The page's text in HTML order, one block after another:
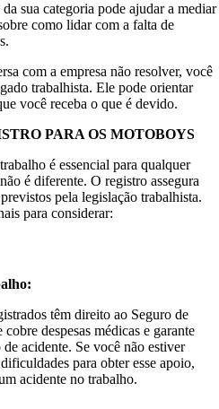
sua categoria pode ajudar a mediar
como lidar com a falta de
com a empresa não resolver, você
trabalhista. Ele pode orientar
você receba o que é devido.
PARA OS MOTOBOYS
é essencial para qualquer
é diferente. O registro assegura
pela legislação trabalhista.
para considerar:
têm direito ao Seguro de
despesas médicas e garante
acidente. Se você não estiver
para obter esse apoio,
acidente no trabalho.